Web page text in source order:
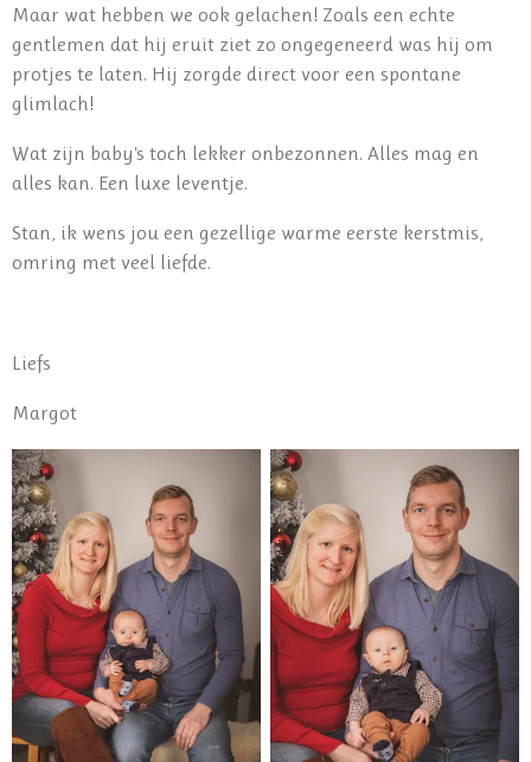
Maar wat hebben we ook gelachen! Zoals een echte
gentlemen dat hij eruit ziet zo ongegeneerd was hij om
protjes te laten. Hij zorgde direct voor een spontane
glimlach!
Wat zijn baby's toch lekker onbezonnen. Alles mag en
alles kan. Een luxe leventje.
Stan, ik wens jou een gezellige warme eerste kerstmis,
omring met veel liefde.
Liefs
Margot